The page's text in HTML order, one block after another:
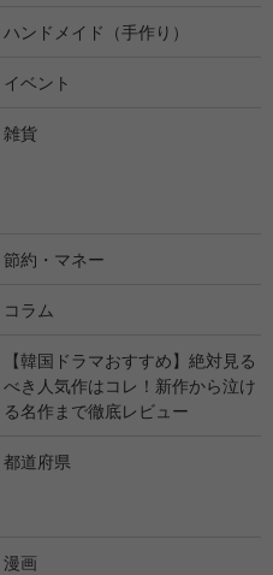
ハンドメイド（手作り）
イベント
雑貨
節約・マネー
コラム
【韓国ドラマおすすめ】絶対見る
べき人気作はコレ！新作から泣け
る名作まで徹底レビュー
都道府県
漫画